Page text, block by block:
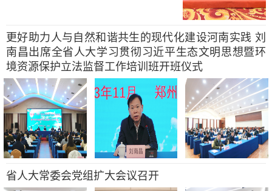
更好助力人与自然和谐共生的现代化建设河南实践 刘
南昌出席全省人大学习贯彻习近平生态文明思想暨环
境资源保护立法监督工作培训班开班仪式
省人大常委会党组扩大会议召开